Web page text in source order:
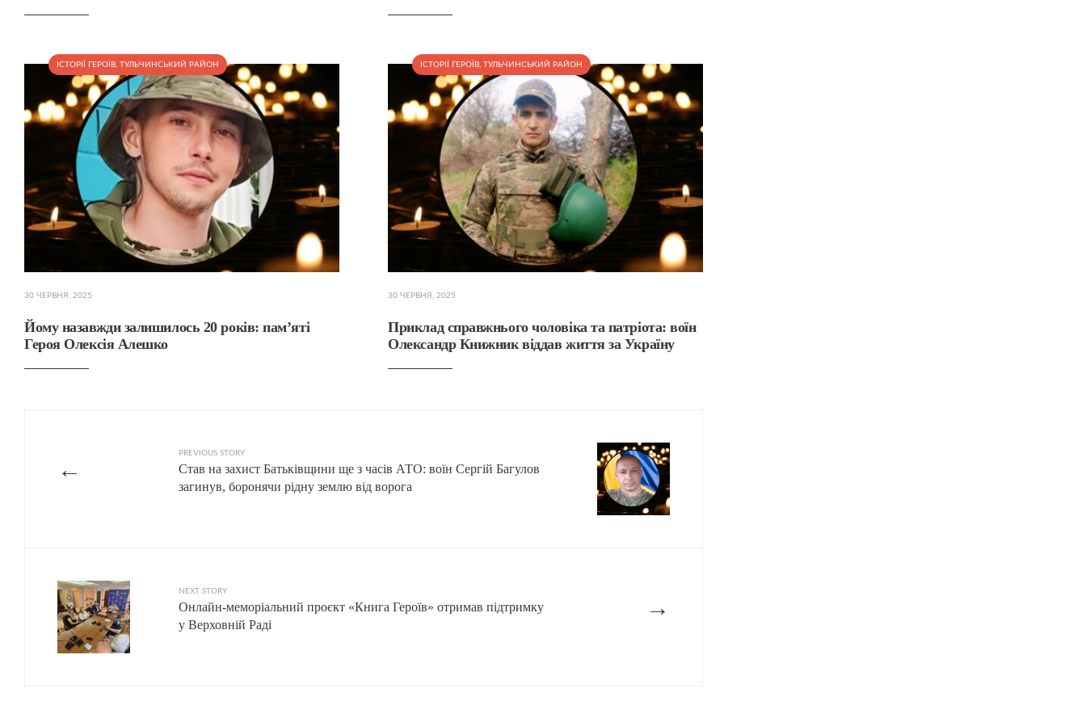
ІСТОРІЇ ГЕРОЇВ, ТУЛЬЧИНСЬКИЙ РАЙОН
30 ЧЕРВНЯ, 2025
Йому назавжди залишилось 20 років: пам’яті
Героя Олексія Алешко
ІСТОРІЇ ГЕРОЇВ,ТУЛЬЧИНСЬКИЙ РАЙОН
30 ЧЕРВНЯ, 2025
Приклад справжнього чоловіка та патріота: воїн
Олександр Книжник віддав життя за Україну
←
PREVIOUS STORY
Став на захист Батьківщини ще з часів АТО: воїн Сергій Багулов
загинув, боронячи рідну землю від ворога
→
NEXT STORY
Онлайн-меморіальний проєкт «Книга Героїв» отримав підтримку
у Верховній Раді